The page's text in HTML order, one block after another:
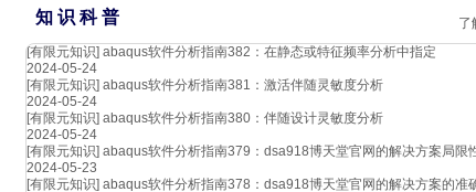
知 识 科 普
了
[有限元知识] abaqus软件分析指南382：在静态或特征频率分析中指定
2024-05-24
[有限元知识] abaqus软件分析指南381：激活伴随灵敏度分析
2024-05-24
[有限元知识] abaqus软件分析指南380：伴随设计灵敏度分析
2024-05-24
[有限元知识] abaqus软件分析指南379：dsa918博天堂官网的解决方案局限
2024-05-23
[有限元知识] abaqus软件分析指南378：dsa918博天堂官网的解决方案的准